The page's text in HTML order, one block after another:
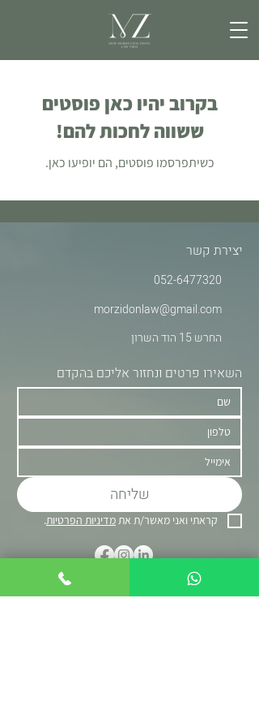
בקרוב יהיו כאן פוסטים
ששווה לחכות להם!
כשיתפרסמו פוסטים, הם יופיעו כאן.
יצירת קשר
052-6477320
morzidonlaw@gmail.com
החרש 15 הוד השרון
השאירו פרטים ונחזור אליכם בהקדם
שליחה
קראתי ואני מאשר/ת את מדיניות הפרטיות.